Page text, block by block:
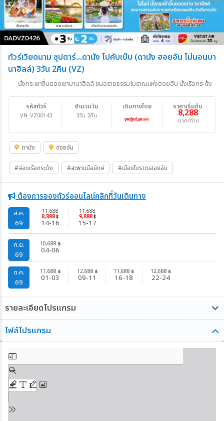
ทัวร์เวียดนาม ซุปตาร์...ดานัง ไปคับเบ๊บ (ดานัง ฮอยอัน ไม่นอนบา
นาฮิลล์) 3วัน 2คืน (VZ)
นั่งกระเชาขึ้นยอดเขาบานาฮิลล์ ชมอรายธรรมโบราณแห่งฮอยอัน นั่งเรือกระด้ง
รหัสทัวร์
VN_VZ00143
จำนวนวัน
3วัน 2คืน
ราคาเริ่มต้น
8,288
บาท/ท่าน
เดินทางโดย
ดานัง ฮอยอัน
#ล่องเรือกระด้ง #สะพานมือยักษ์ #เมืองโบราณฮอยอัน
ต้องการจองทัวร์ออนไลน์คลิกที่วันเดินทาง
ส.ค.
69
11,688
8,888฿
14-16
11,688
9,888฿
15-17
ก.ย.
69
10,688 ฿
04-06
ต.ค.
69
11,688 ฿
01-03
12,688 ฿
09-11
11,688 ฿
16-18
12,688 ฿
22-24
รายละเอียดโปรแกรม
ไฟล์โปรแกรม